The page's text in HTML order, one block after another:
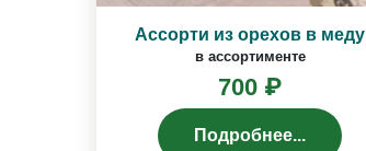
Ассорти из орехов в меду
в ассортименте
700 ₽
Подробнее...